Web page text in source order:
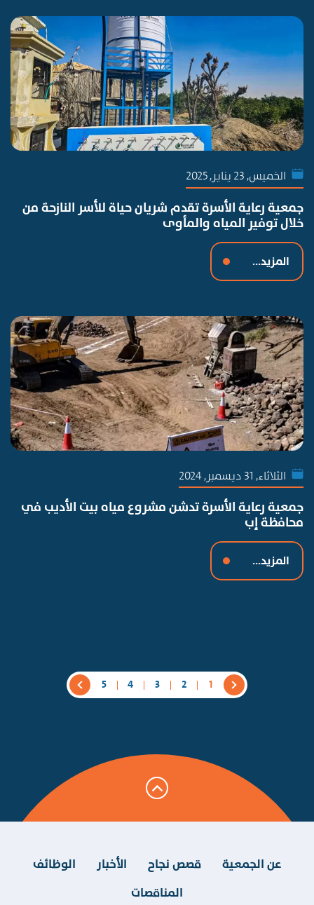
الخميس, 23 يناير, 2025
جمعية رعاية الأسرة تقدم شريان حياة للأسر النازحة من
خلال توفير المياه والمأوى
المزيد...
الثلاثاء, 31 ديسمبر, 2024
جمعية رعاية الأسرة تدشن مشروع مياه بيت الأديب في
محافظة إب
المزيد...
1
2
3
4
5
عن الجمعية قصص نجاح الأخبار
الوظائف
المناقصات